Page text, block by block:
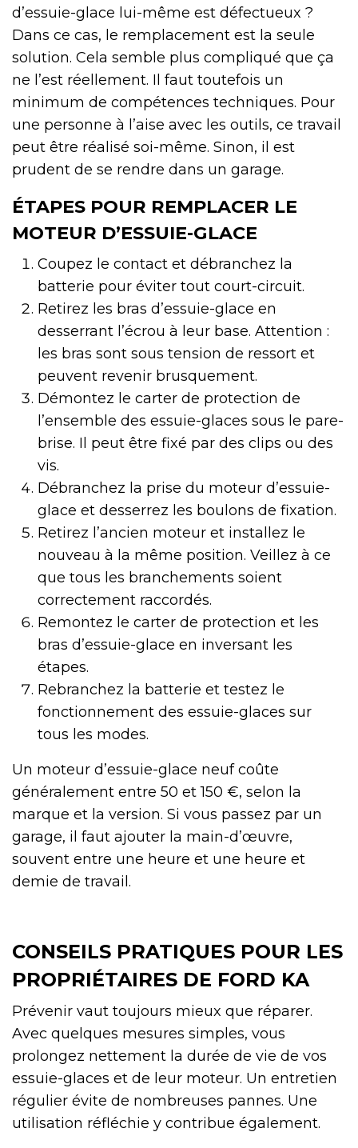
d’essuie-glace lui-même est défectueux ?
Dans ce cas, le remplacement est la seule
solution. Cela semble plus compliqué que ça
ne l’est réellement. Il faut toutefois un
minimum de compétences techniques. Pour
une personne à l’aise avec les outils, ce travail
peut être réalisé soi-même. Sinon, il est
prudent de se rendre dans un garage.
ÉTAPES POUR REMPLACER LE
MOTEUR D’ESSUIE-GLACE
Coupez le contact et débranchez la
batterie pour éviter tout court-circuit.
Retirez les bras d’essuie-glace en
desserrant l’écrou à leur base. Attention :
les bras sont sous tension de ressort et
peuvent revenir brusquement.
Démontez le carter de protection de
l’ensemble des essuie-glaces sous le pare-
brise. Il peut être fixé par des clips ou des
vis.
Débranchez la prise du moteur d’essuie-
glace et desserrez les boulons de fixation.
Retirez l’ancien moteur et installez le
nouveau à la même position. Veillez à ce
que tous les branchements soient
correctement raccordés.
Remontez le carter de protection et les
bras d’essuie-glace en inversant les
étapes.
Rebranchez la batterie et testez le
fonctionnement des essuie-glaces sur
tous les modes.
Un moteur d’essuie-glace neuf coûte
généralement entre 50 et 150 €, selon la
marque et la version. Si vous passez par un
garage, il faut ajouter la main-d’œuvre,
souvent entre une heure et une heure et
demie de travail.
CONSEILS PRATIQUES POUR LES
PROPRIÉTAIRES DE FORD KA
Prévenir vaut toujours mieux que réparer.
Avec quelques mesures simples, vous
prolongez nettement la durée de vie de vos
essuie-glaces et de leur moteur. Un entretien
régulier évite de nombreuses pannes. Une
utilisation réfléchie y contribue également.